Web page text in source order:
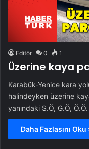
Editör 0 1
Üzerine kaya
Karabük-Yenice kara
halindeyken üzerine
yanındaki S.Ö, G.Ö,
Daha Fazlasını Oku